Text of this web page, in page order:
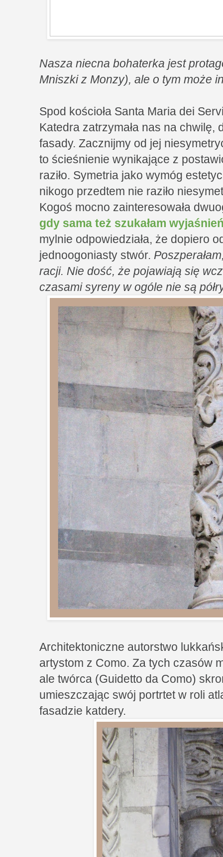
Nasza niecna bohaterka jest
Mniszki z Monzy), ale o tym może
Spod kościoła Santa Maria dei
Katedra zatrzymała nas na chwilę,
fasady. Zacznijmy od jej
to ścieśnienie wynikające z
raziło. Symetria jako wymóg
nikogo przedtem nie raziło
Kogoś mocno zainteresowała
gdy sama też szukałam
mylnie odpowiedziała, że dopiero
jednoogoniasty stwór.
racji. Nie dość, że pojawiają się
czasami syreny w ogóle nie są
Architektoniczne autorstwo
artystom z Como. Za tych czasów
ale twórca (Guidetto da Como)
umieszczając swój portrtet w roli
fasadzie katdery.